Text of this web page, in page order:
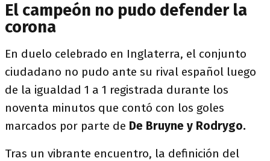
El campeón no pudo defender la
corona
En duelo celebrado en Inglaterra, el conjunto
ciudadano no pudo ante su rival español luego
de la igualdad 1 a 1 registrada durante los
noventa minutos que contó con los goles
marcados por parte de De Bruyne y Rodrygo.
Tras un vibrante encuentro, la definición del